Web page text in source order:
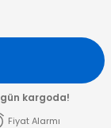
gün kargoda!
Fiyat Alarmı